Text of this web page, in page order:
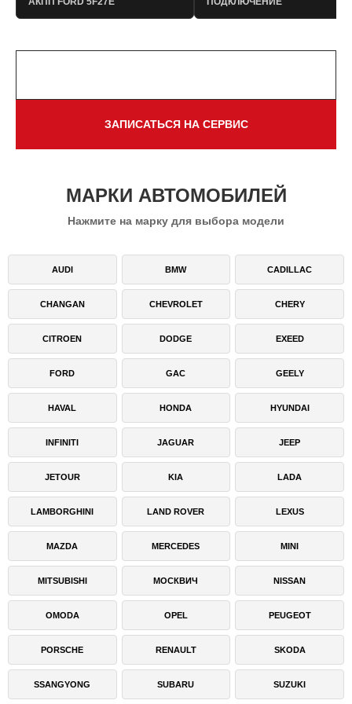
ЗАПИСАТЬСЯ НА СЕРВИС
МАРКИ АВТОМОБИЛЕЙ
Нажмите на марку для выбора модели
AUDI BMW CADILLAC
CHANGAN CHEVROLET CHERY
CITROEN DODGE EXEED
FORD GAC GEELY
HAVAL HONDA HYUNDAI
INFINITI JAGUAR JEEP
JETOUR KIA LADA
LAMBORGHINI LAND ROVER LEXUS
MAZDA MERCEDES MINI
MITSUBISHI МОСКВИЧ NISSAN
OMODA OPEL PEUGEOT
PORSCHE RENAULT SKODA
SSANGYONG SUBARU SUZUKI